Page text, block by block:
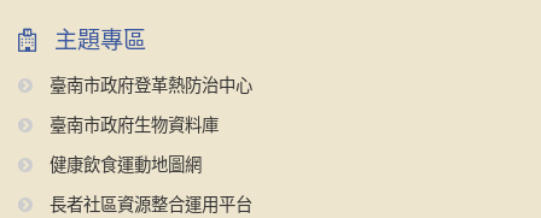
主題專區
臺南市政府登革熱防治中心
臺南市政府生物資料庫
健康飲食運動地圖網
長者社區資源整合運用平台